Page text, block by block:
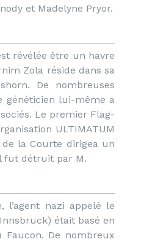
et Madelyne Pryor.
révélée être un havre
Zola réside dans sa
De nombreuses
généticien lui-même a
Le premier Flag-
ULTIMATUM
la Courte dirigea un
fut détruit par M.
l’agent nazi appelé le
était basé en
Faucon. De nombreux